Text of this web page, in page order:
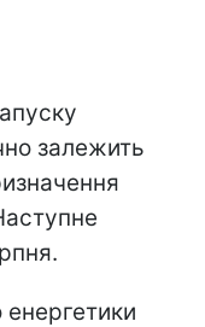
залежить